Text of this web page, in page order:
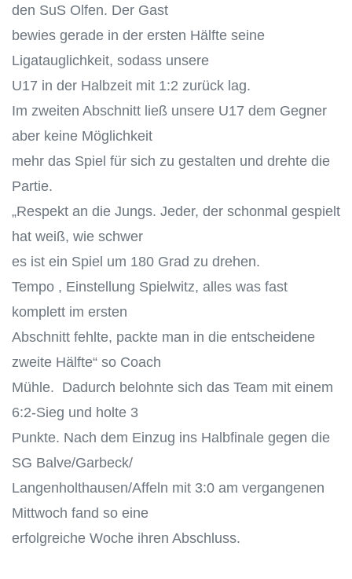
den SuS Olfen. Der Gast
bewies gerade in der ersten Hälfte seine
Ligatauglichkeit, sodass unsere
U17 in der Halbzeit mit 1:2 zurück lag.
Im zweiten Abschnitt ließ unsere U17 dem Gegner
aber keine Möglichkeit
mehr das Spiel für sich zu gestalten und drehte die
Partie.
„Respekt an die Jungs. Jeder, der schonmal gespielt
hat weiß, wie schwer
es ist ein Spiel um 180 Grad zu drehen.
Tempo , Einstellung Spielwitz, alles was fast
komplett im ersten
Abschnitt fehlte, packte man in die entscheidene
zweite Hälfte“ so Coach
Mühle. Dadurch belohnte sich das Team mit einem
6:2-Sieg und holte 3
Punkte. Nach dem Einzug ins Halbfinale gegen die
SG Balve/Garbeck/
Langenholthausen/Affeln mit 3:0 am vergangenen
Mittwoch fand so eine
erfolgreiche Woche ihren Abschluss.